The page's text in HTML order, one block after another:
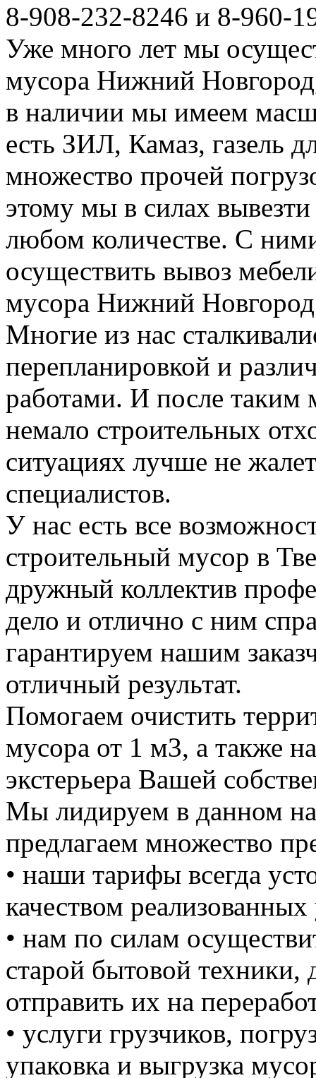
8-908-232-8246 и 8-960-
Уже много лет мы
мусора Нижний
в наличии мы имеем
есть ЗИЛ, Камаз, газель
множество прочей
этому мы в силах
любом количестве. С
осуществить вывоз
мусора Нижний
Многие из нас
перепланировкой и
работами. И после таким
немало строительных
ситуациях лучше не
специалистов.
У нас есть все
строительный мусор в
дружный коллектив
дело и отлично с ним
гарантируем нашим
отличный результат.
Помогаем очистить
мусора от 1 м3, а также
экстерьера Вашей
Мы лидируем в данном
предлагаем множество
• наши тарифы всегда
качеством реализованных
• нам по силам
старой бытовой техники,
отправить их на
• услуги грузчиков,
упаковка и выгрузка